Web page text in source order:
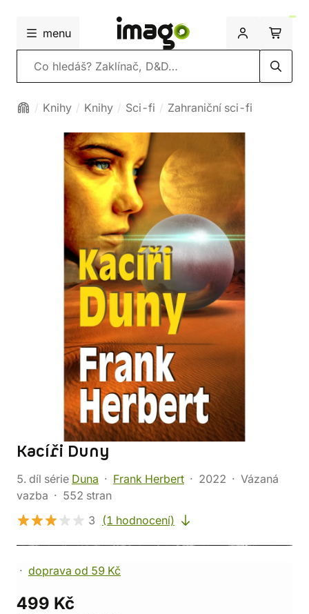
menu
Vyhledávání
Knihy Knihy Sci-fi Zahraniční sci-fi
Kacíři Duny
5. díl série Duna Frank Herbert 2022
Vázaná
vazba
552 stran
3
(1 hodnocení)
doprava od 59 Kč
499 Kč